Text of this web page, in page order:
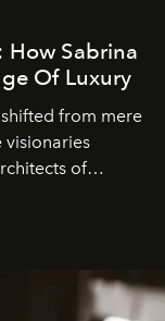
Sabrina
Of Luxury
shifted from mere
visionaries
of
in luxury,
and culture